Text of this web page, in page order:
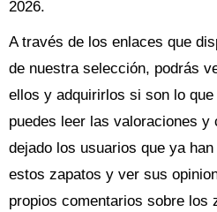
2026.
A través de los enlaces que
de nuestra selección, podrás
ellos y adquirirlos si son lo
puedes leer las valoraciones y
dejado los usuarios que ya
estos zapatos y ver sus
propios comentarios sobre los